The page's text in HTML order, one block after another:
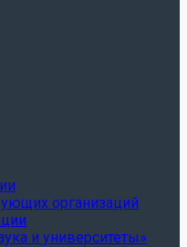
организаций
и университеты»